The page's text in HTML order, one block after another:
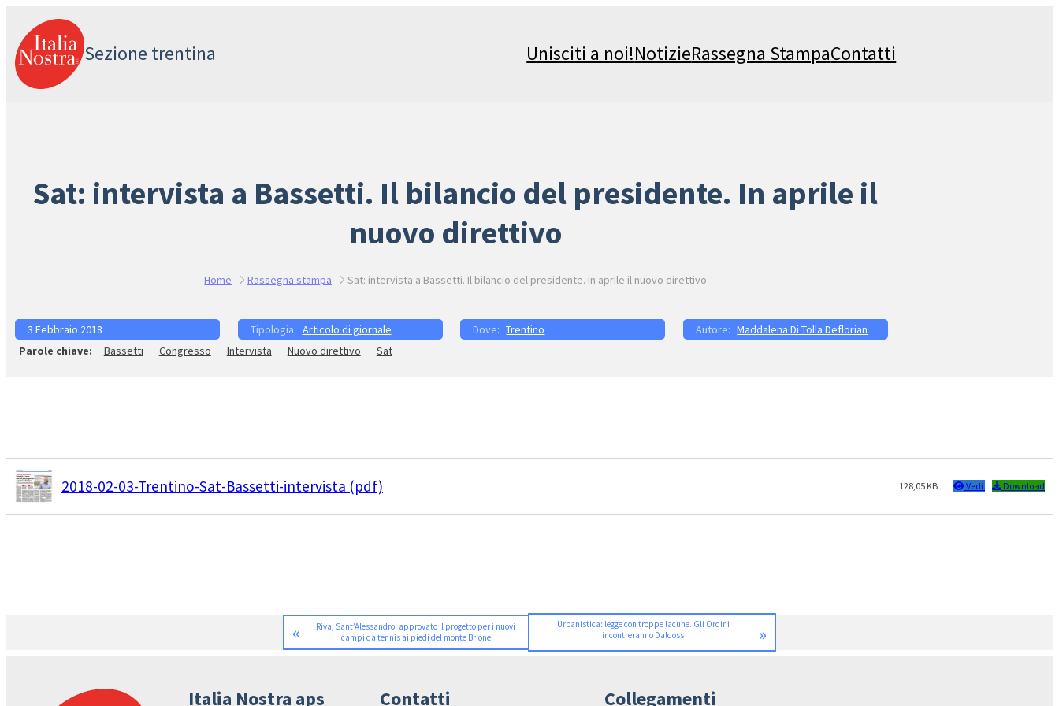
al
contenuto
Sezione trentina Unisciti a noi!NotizieRassegna StampaContatti
Sat: intervista a Bassetti. Il bilancio del presidente. In aprile il
nuovo direttivo
Home Rassegna stampa Sat: intervista a Bassetti. Il bilancio del presidente. In aprile il nuovo direttivo
3 Febbraio 2018 Articolo di giornale Trentino
Maddalena Di Tolla Deflorian
Bassetti
Congresso Intervista Nuovo direttivo Sat
2018-02-03-Trentino-Sat-Bassetti-intervista (pdf) 128,05 KB Vedi Download
«
Riva, Sant’Alessandro: approvato il progetto per i nuovi
campi da tennis ai piedi del monte Brione
Urbanistica: legge con troppe lacune. Gli Ordini
incontreranno Daldoss
»
Italia Nostra aps Contatti Collegamenti